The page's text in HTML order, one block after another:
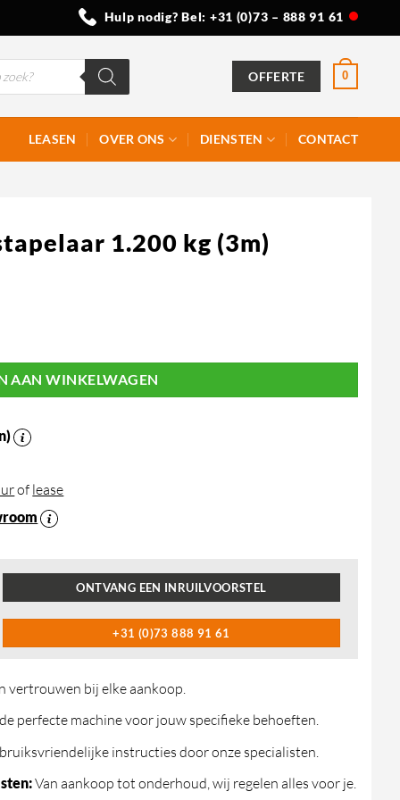
Hulp nodig? Bel: +31 (0)73 – 888 91 61
OFFERTE 0
LEASEN OVER ONS DIENSTEN CONTACT
1.200 kg (3m)
AAN WINKELWAGEN
of lease
ONTVANG EEN INRUILVOORSTEL
+31 (0)73 888 91 61
vertrouwen bij elke aankoop.
perfecte machine voor jouw specifieke behoeften.
instructies door onze specialisten.
Van aankoop tot onderhoud, wij regelen alles voor je.